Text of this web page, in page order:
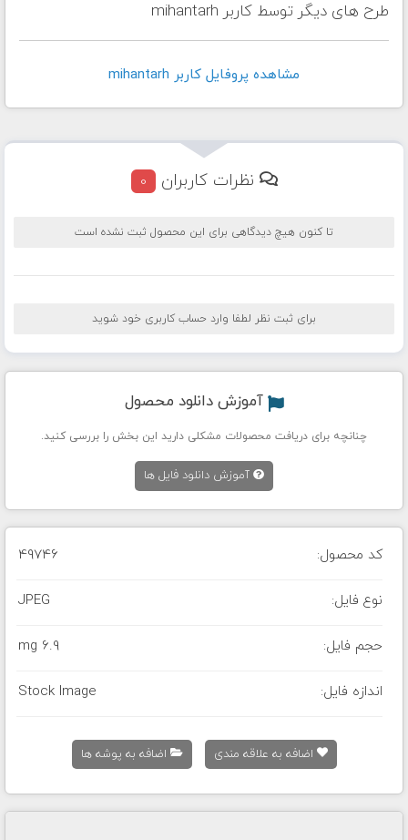
طرح های دیگر توسط کاربر mihantarh
مشاهده پروفايل کاربر mihantarh
نظرات کاربران 0
تا کنون هیچ دیدگاهی برای این محصول ثبت نشده است
برای ثبت نظر لطفا وارد حساب کاربری خود شوید
آموزش دانلود محصول
چنانچه برای دریافت محصولات مشکلی دارید این بخش را بررسی کنید.
آموزش دانلود فایل ها
کد محصول: 49746
نوع فایل: JPEG
حجم فایل: 6.9 mg
اندازه فایل: Stock Image
اضافه به علاقه مندی اضافه به پوشه ها